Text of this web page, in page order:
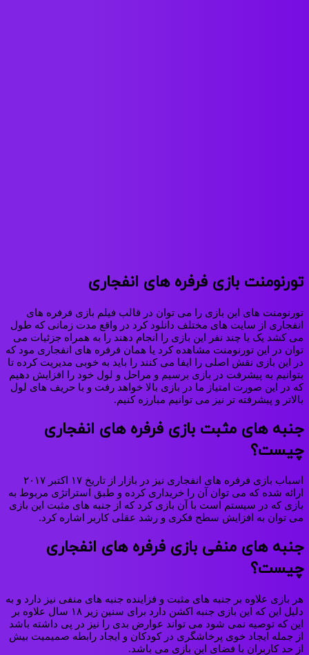
تورنومنت بازی فرفره های انفجاری
تورنومنت های این بازی را می توان در قالب فیلم بازی فرفره های
انفجاری از سایت های مختلف دانلود کرد در واقع مدت زمانی که طول
می کشد یک یا چند نفر این بازی را انجام دهند را به همراه جزئیات می‌
توان در این تورنومنت مشاهده کرد یا همان فرفره های انفجاری مود که
در این بازی نقش اصلی را ایفا می‌ کنند را باید به خوبی مدیریت کرده تا
بتوانیم به پیشرفت در بازی برسیم و مراحل و لول خود را افزایش دهیم
که در این صورت امتیاز ما در بازی بالا خواهد رفت و با حریف های لول
بالاتر و پیشرفته تر نیز می توانیم مبارزه کنیم.
جنبه های مثبت بازی فرفره های انفجاری
چیست؟
اسباب بازی فرفره های انفجاری نیز در بازار از تاریخ ۱۷ اکتبر ۲۰۱۷
ارائه شده که می‌ توان آن را خریداری کرده و طبق استراتژی مربوط به
بازی که در سیستم است با آن بازی کرد که از جنبه‌ های مثبت این بازی
می توان به افزایش سطح فکری و رشد عقلی کاربر اشاره کرد.
جنبه های منفی بازی فرفره های انفجاری
چیست؟
هر بازی علاوه بر جنبه های مثبت و فزاینده جنبه های منفی نیز دارد و به
دلیل این که این بازی جنبه اکشن دارد برای سنین زیر ۱۸ سال علاوه بر
این که توصیه نمی شود می تواند عوارض بدی را نیز در پی داشته باشد
از جمله ایجاد خوی پرخاشگری در کودکان و ایجاد رابطه صمیمیت بیش
از حد کاربران با فضای این بازی می باشد.